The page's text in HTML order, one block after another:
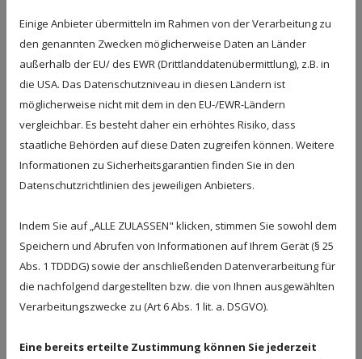
Schreiben Sie uns eine Nachricht
Einige Anbieter übermitteln im Rahmen von der Verarbeitung zu
den genannten Zwecken möglicherweise Daten an Länder
außerhalb der EU/ des EWR (Drittlanddatenübermittlung), z.B. in
die USA. Das Datenschutzniveau in diesen Ländern ist
möglicherweise nicht mit dem in den EU-/EWR-Ländern
vergleichbar. Es besteht daher ein erhöhtes Risiko, dass
staatliche Behörden auf diese Daten zugreifen können. Weitere
Informationen zu Sicherheitsgarantien finden Sie in den
Datenschutzrichtlinien des jeweiligen Anbieters.
Indem Sie auf „ALLE ZULASSEN" klicken, stimmen Sie sowohl dem
Speichern und Abrufen von Informationen auf Ihrem Gerät (§ 25
Abs. 1 TDDDG) sowie der anschließenden Datenverarbeitung für
die nachfolgend dargestellten bzw. die von Ihnen ausgewählten
Verarbeitungszwecke zu (Art 6 Abs. 1 lit. a. DSGVO).
Eine bereits erteilte Zustimmung können Sie jederzeit